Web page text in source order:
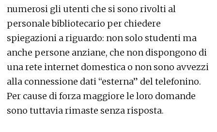
numerosi gli utenti che si sono rivolti al
personale bibliotecario per chiedere
spiegazioni a riguardo: non solo studenti ma
anche persone anziane, che non dispongono di
una rete internet domestica o non sono avvezzi
alla connessione dati “esterna” del telefonino.
Per cause di forza maggiore le loro domande
sono tuttavia rimaste senza risposta.